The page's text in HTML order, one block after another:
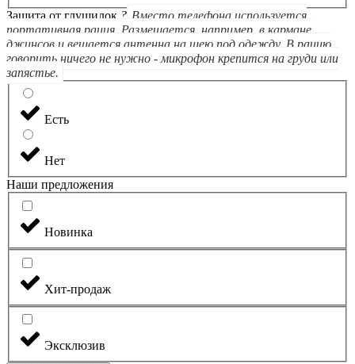
Защита от глушилок ? Вместо телефона используется
портативная рация. Размещается, например, в кармане
джинсов и вешается антенна на шею под одежду. В рацию
говорить ничего не нужно - микрофон крепится на груди или
запястье.
Есть
Нет
Наши предложения
Новинка
Хит-продаж
Эксклюзив